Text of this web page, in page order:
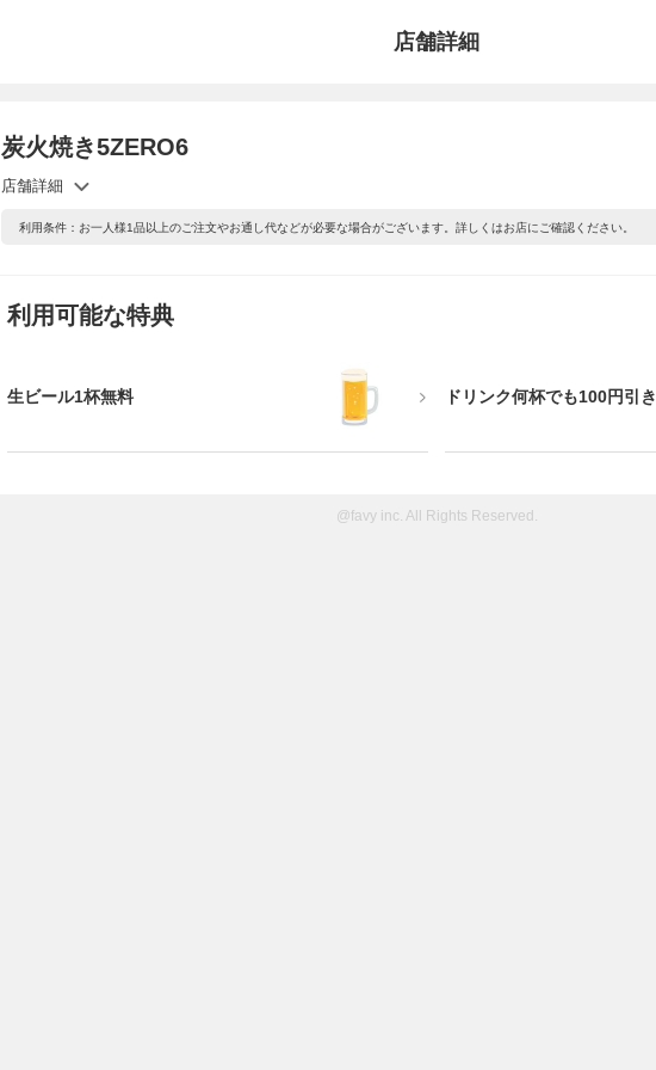
店舗詳細
炭火焼き5ZERO6
店舗詳細
利用条件：お一人様1品以上のご注文やお通し代などが必要な場合がございます。詳しくはお店にご確認ください。
利用可能な特典
生ビール1杯無料 ドリンク何杯でも100円引き
@favy inc. All Rights Reserved.